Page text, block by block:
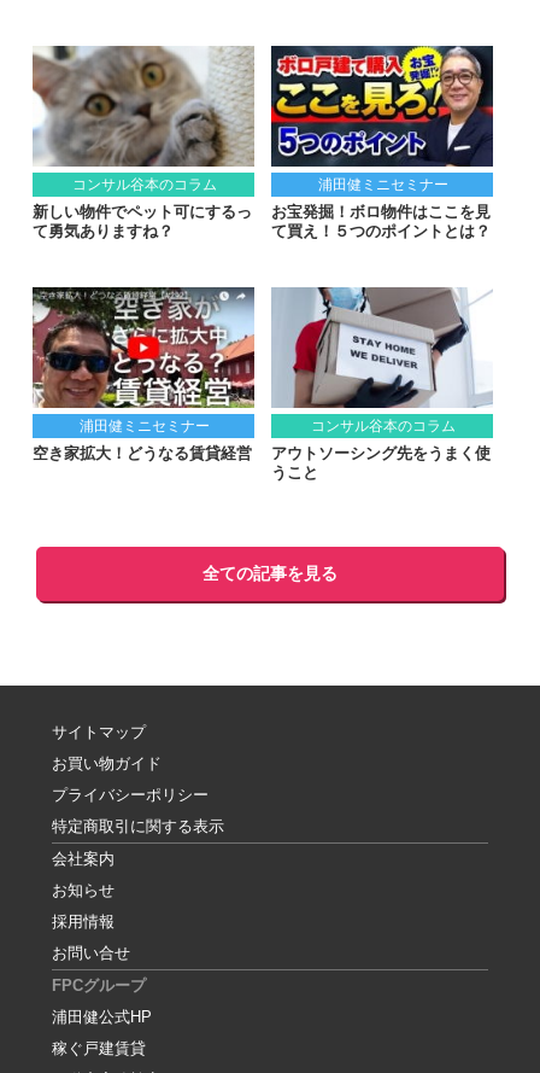
コンサル谷本のコラム
新しい物件でペット可にするっ
て勇気ありますね？
浦田健ミニセミナー
お宝発掘！ボロ物件はここを見
て買え！５つのポイントとは？
浦田健ミニセミナー
空き家拡大！どうなる賃貸経営
コンサル谷本のコラム
アウトソーシング先をうまく使
うこと
全ての記事を見る
サイトマップ
お買い物ガイド
プライバシーポリシー
特定商取引に関する表示
会社案内
お知らせ
採用情報
お問い合せ
FPCグループ
浦田健公式HP
稼ぐ戸建賃貸